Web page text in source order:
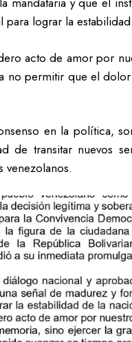
lograr la
acto de amor por
no permitir que el
en la política,
de transitar nuevos